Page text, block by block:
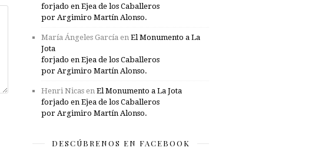
forjado en Ejea de los Caballeros
por Argimiro Martín Alonso.
María Ángeles García en El Monumento a La
Jota
forjado en Ejea de los Caballeros
por Argimiro Martín Alonso.
Henri Nicas en El Monumento a La Jota
forjado en Ejea de los Caballeros
por Argimiro Martín Alonso.
DESCÚBRENOS EN FACEBOOK